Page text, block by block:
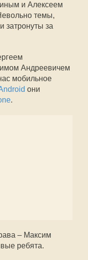
и Алексеем
темы,
затронуты за
Андреевичем
мобильное
они
.
– Максим
ребята.